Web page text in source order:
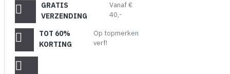
GRATIS
VERZENDING
Vanaf €
40,-
TOT 60%
KORTING
Op topmerken
verf!